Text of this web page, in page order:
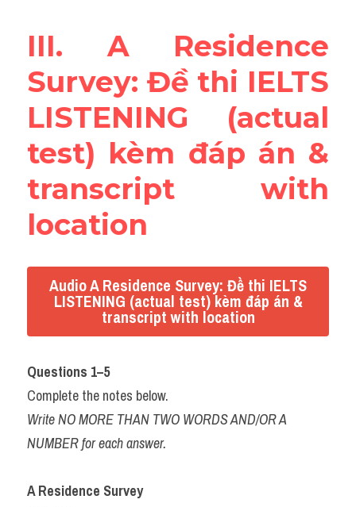
III. A Residence
Survey: Đề thi IELTS
LISTENING (actual
test) kèm đáp án &
transcript with
location
Audio A Residence Survey: Đề thi IELTS
LISTENING (actual test) kèm đáp án &
transcript with location
Questions 1–5
Complete the notes below.
Write NO MORE THAN TWO WORDS AND/OR A
NUMBER for each answer.
A Residence Survey